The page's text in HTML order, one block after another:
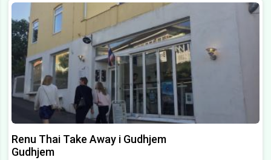
Renu Thai Take Away i Gudhjem
Gudhjem